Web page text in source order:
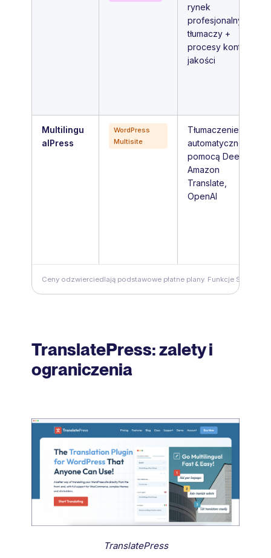
Ceny odzwierciedlają podstawowe płatne plany. Funkcje SEO
rynek
profesjonalnych
tłumaczy +
procesy kontroli
jakości
Multilingu
alPress
WordPress
Multisite
Tłumaczenie
automatyczne za
pomocą DeepL,
Amazon
Translate,
OpenAI
TranslatePress: zalety i
ograniczenia
TranslatePress